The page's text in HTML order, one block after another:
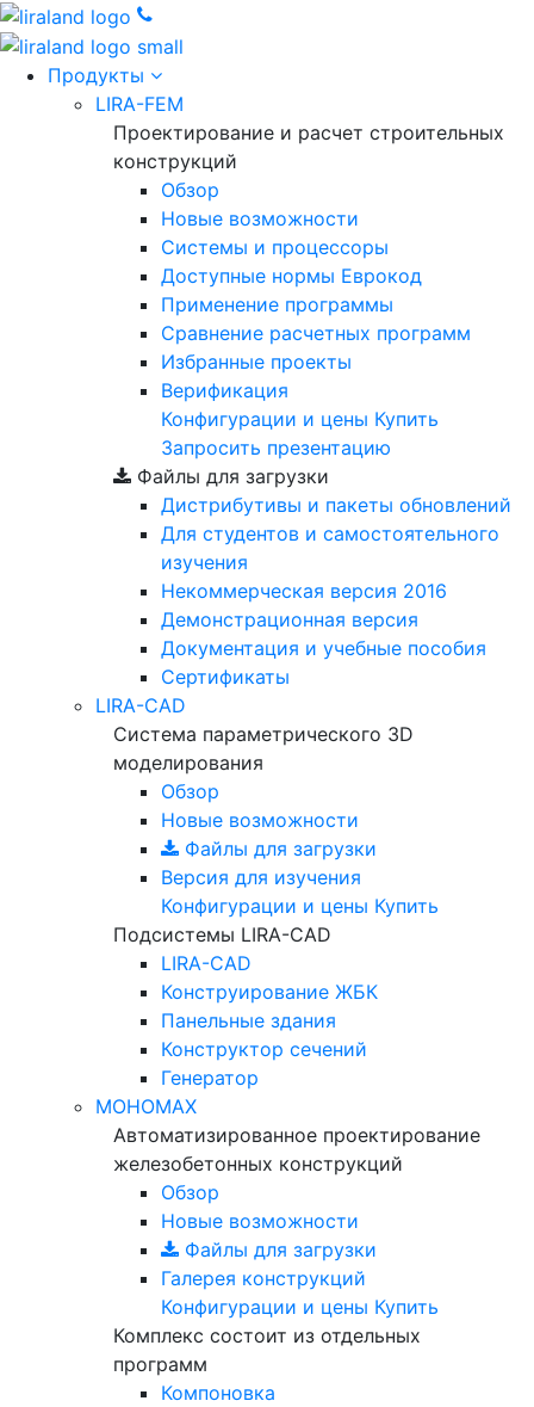
Продукты
LIRA-FEM
Проектирование и расчет строительных
конструкций
Обзор
Новые возможности
Cистемы и процессоры
Доступные нормы Еврокод
Применение программы
Сравнение расчетных программ
Избранные проекты
Верификация
Конфигурации и цены Купить
Запросить презентацию
Файлы для загрузки
Дистрибутивы и пакеты обновлений
Для студентов и самостоятельного
изучения
Некоммерческая версия 2016
Демонстрационная версия
Документация и учебные пособия
Сертификаты
LIRA-CAD
Система параметрического 3D
моделирования
Обзор
Новые возможности
Файлы для загрузки
Версия для изучения
Конфигурации и цены Купить
Подсистемы LIRA-CAD
LIRA-CAD
Конструирование ЖБК
Панельные здания
Конструктор сечений
Генератор
МОНОМАХ
Автоматизированное проектирование
железобетонных конструкций
Обзор
Новые возможности
Файлы для загрузки
Галерея конструкций
Конфигурации и цены Купить
Комплекс состоит из отдельных
программ
Компоновка